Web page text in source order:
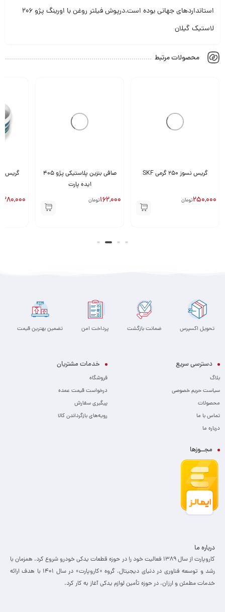
استانداردهای جهانی بوده است.درپوش فیلتر روغن با اورینگ پژو 206
لاستیک گیلان
محصولات مرتبط
گریس نسوز 250 گرمی SKF
250,000تومان
صافی بنزین پلاستیکی پژو 405
ایده پارت
162,000تومان
گریس نسوز 250
280,000
تحویل اکسپرس ضمانت بازگشت پرداخت امن تضمین بهترین قیمت
دسترسی سریع
بلاگ
سیاست حریم خصوصی
محصولات
تماس با ما
درباره ما
خدمات مشتریان
فروشگاه
درخواست قیمت عمده
پیگیری سفارش
رویه‌های بازگرداندن کالا
مجــوزها
درباره ما
کاروپارت از سال ۱۳۸۹ فعالیت خود را در حوزه قطعات یدکی خودرو شروع کرد. همزمان با
رشد و توسعه فناوری در دنیای دیجیتال، گروه «کاروپارت» در سال ۱۴۰۱ با هدف ارائه
خدمات مطمئن و ارزان، ­در حوزه تأمین لوازم یدکی آغاز به کار کرد.